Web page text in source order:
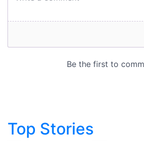
Top Stories